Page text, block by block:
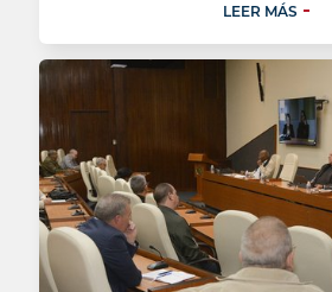
LEER MÁS